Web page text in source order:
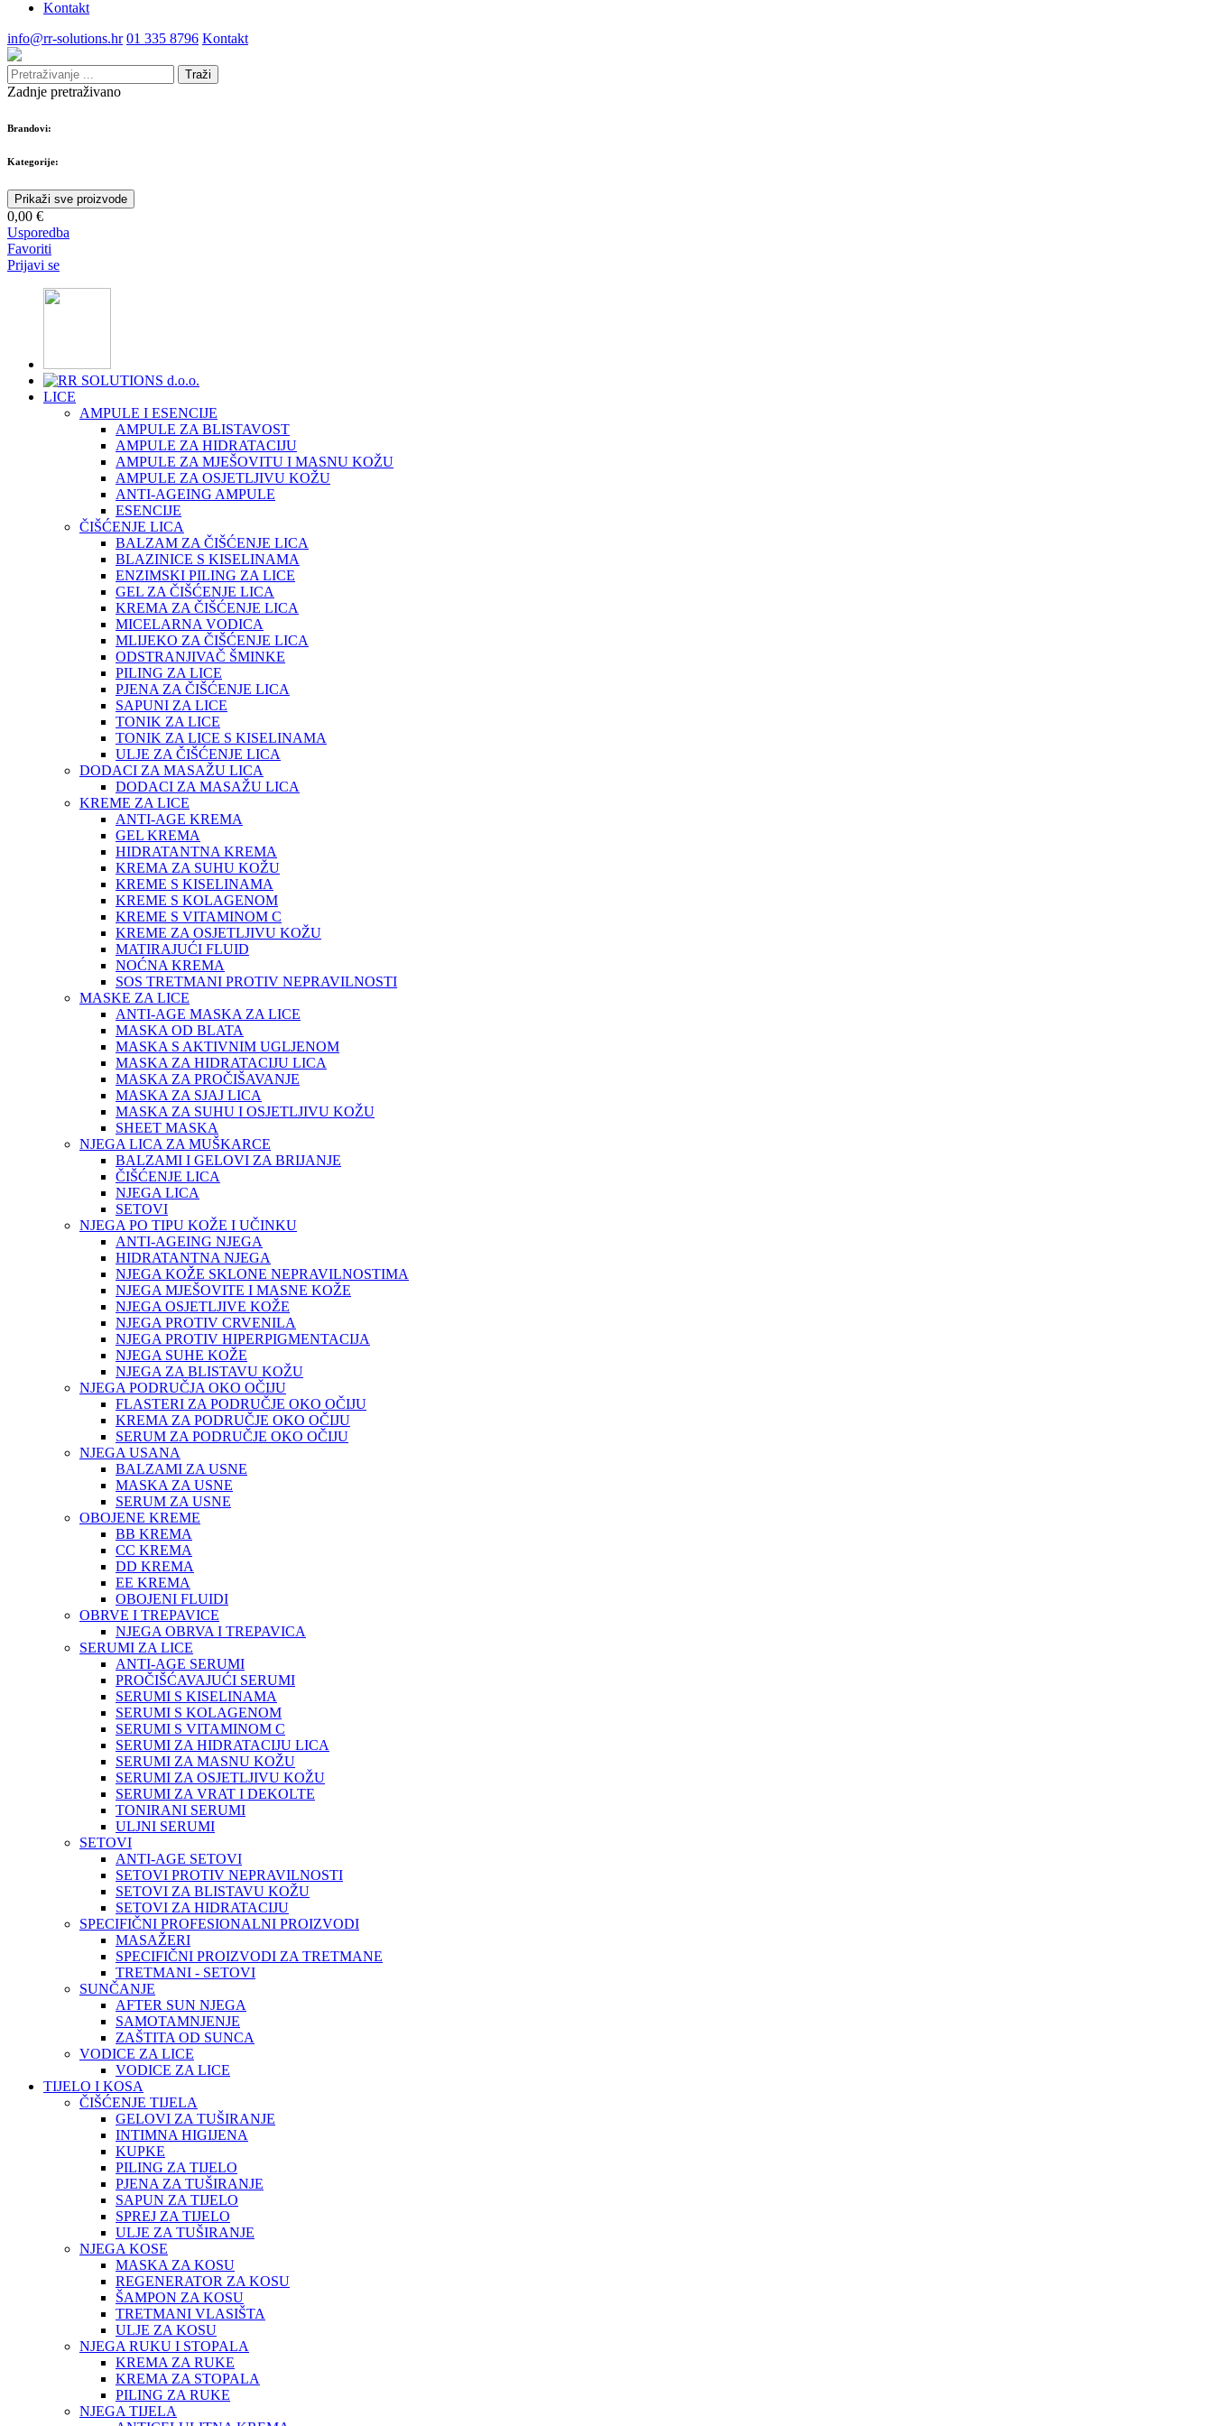
Kontakt
info@rr-solutions.hr 01 335 8796 Kontakt
Traži
Zadnje pretraživano
Brandovi:
Kategorije:
Prikaži sve proizvode
0,00 €
Usporedba
Favoriti
Prijavi se
LICE
AMPULE I ESENCIJE
AMPULE ZA BLISTAVOST
AMPULE ZA HIDRATACIJU
AMPULE ZA MJEŠOVITU I MASNU KOŽU
AMPULE ZA OSJETLJIVU KOŽU
ANTI-AGEING AMPULE
ESENCIJE
ČIŠĆENJE LICA
BALZAM ZA ČIŠĆENJE LICA
BLAZINICE S KISELINAMA
ENZIMSKI PILING ZA LICE
GEL ZA ČIŠĆENJE LICA
KREMA ZA ČIŠĆENJE LICA
MICELARNA VODICA
MLIJEKO ZA ČIŠĆENJE LICA
ODSTRANJIVAČ ŠMINKE
PILING ZA LICE
PJENA ZA ČIŠĆENJE LICA
SAPUNI ZA LICE
TONIK ZA LICE
TONIK ZA LICE S KISELINAMA
ULJE ZA ČIŠĆENJE LICA
DODACI ZA MASAŽU LICA
DODACI ZA MASAŽU LICA
KREME ZA LICE
ANTI-AGE KREMA
GEL KREMA
HIDRATANTNA KREMA
KREMA ZA SUHU KOŽU
KREME S KISELINAMA
KREME S KOLAGENOM
KREME S VITAMINOM C
KREME ZA OSJETLJIVU KOŽU
MATIRAJUĆI FLUID
NOĆNA KREMA
SOS TRETMANI PROTIV NEPRAVILNOSTI
MASKE ZA LICE
ANTI-AGE MASKA ZA LICE
MASKA OD BLATA
MASKA S AKTIVNIM UGLJENOM
MASKA ZA HIDRATACIJU LICA
MASKA ZA PROČIŠAVANJE
MASKA ZA SJAJ LICA
MASKA ZA SUHU I OSJETLJIVU KOŽU
SHEET MASKA
NJEGA LICA ZA MUŠKARCE
BALZAMI I GELOVI ZA BRIJANJE
ČIŠĆENJE LICA
NJEGA LICA
SETOVI
NJEGA PO TIPU KOŽE I UČINKU
ANTI-AGEING NJEGA
HIDRATANTNA NJEGA
NJEGA KOŽE SKLONE NEPRAVILNOSTIMA
NJEGA MJEŠOVITE I MASNE KOŽE
NJEGA OSJETLJIVE KOŽE
NJEGA PROTIV CRVENILA
NJEGA PROTIV HIPERPIGMENTACIJA
NJEGA SUHE KOŽE
NJEGA ZA BLISTAVU KOŽU
NJEGA PODRUČJA OKO OČIJU
FLASTERI ZA PODRUČJE OKO OČIJU
KREMA ZA PODRUČJE OKO OČIJU
SERUM ZA PODRUČJE OKO OČIJU
NJEGA USANA
BALZAMI ZA USNE
MASKA ZA USNE
SERUM ZA USNE
OBOJENE KREME
BB KREMA
CC KREMA
DD KREMA
EE KREMA
OBOJENI FLUIDI
OBRVE I TREPAVICE
NJEGA OBRVA I TREPAVICA
SERUMI ZA LICE
ANTI-AGE SERUMI
PROČIŠĆAVAJUĆI SERUMI
SERUMI S KISELINAMA
SERUMI S KOLAGENOM
SERUMI S VITAMINOM C
SERUMI ZA HIDRATACIJU LICA
SERUMI ZA MASNU KOŽU
SERUMI ZA OSJETLJIVU KOŽU
SERUMI ZA VRAT I DEKOLTE
TONIRANI SERUMI
ULJNI SERUMI
SETOVI
ANTI-AGE SETOVI
SETOVI PROTIV NEPRAVILNOSTI
SETOVI ZA BLISTAVU KOŽU
SETOVI ZA HIDRATACIJU
SPECIFIČNI PROFESIONALNI PROIZVODI
MASAŽERI
SPECIFIČNI PROIZVODI ZA TRETMANE
TRETMANI - SETOVI
SUNČANJE
AFTER SUN NJEGA
SAMOTAMNJENJE
ZAŠTITA OD SUNCA
VODICE ZA LICE
VODICE ZA LICE
TIJELO I KOSA
ČIŠĆENJE TIJELA
GELOVI ZA TUŠIRANJE
INTIMNA HIGIJENA
KUPKE
PILING ZA TIJELO
PJENA ZA TUŠIRANJE
SAPUN ZA TIJELO
SPREJ ZA TIJELO
ULJE ZA TUŠIRANJE
NJEGA KOSE
MASKA ZA KOSU
REGENERATOR ZA KOSU
ŠAMPON ZA KOSU
TRETMANI VLASIŠTA
ULJE ZA KOSU
NJEGA RUKU I STOPALA
KREMA ZA RUKE
KREMA ZA STOPALA
PILING ZA RUKE
NJEGA TIJELA